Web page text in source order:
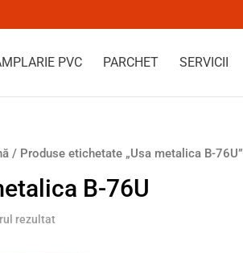
PVC PARCHET SERVICII
/ Produse etichetate „Usa metalica B-76U”
B-76U
rezultat